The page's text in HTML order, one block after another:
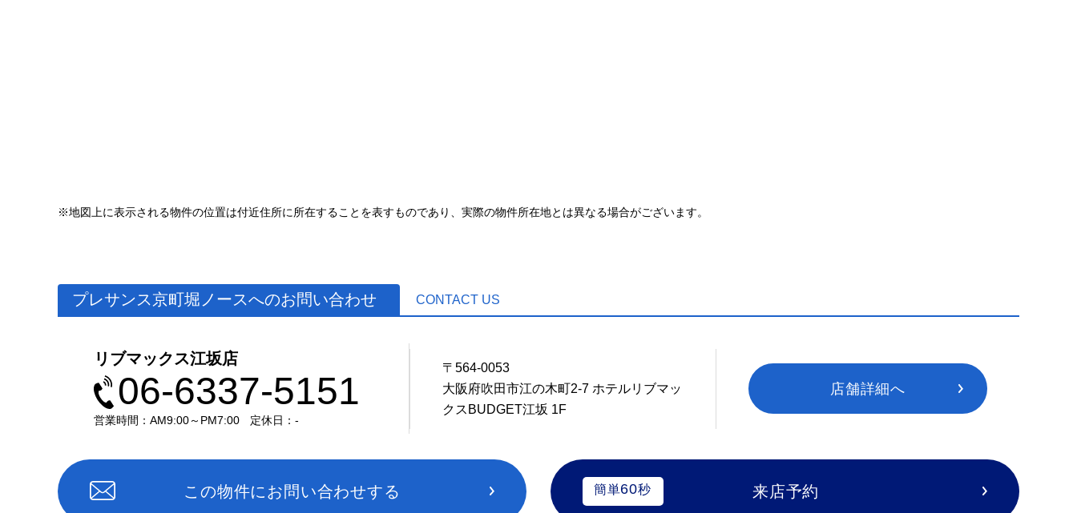
※地図上に表示される物件の位置は付近住所に所在することを表すものであり、実際の物件所在地とは異なる場合がございます。
プレサンス京町堀ノースへのお問い合わせ CONTACT US
リブマックス江坂店
06-6337-5151
営業時間：AM9:00～PM7:00 定休日：-
〒564-0053
大阪府吹田市江の木町2-7 ホテルリブマッ
クスBUDGET江坂 1F
店舗詳細へ
この物件にお問い合わせする 簡単60秒 来店予約